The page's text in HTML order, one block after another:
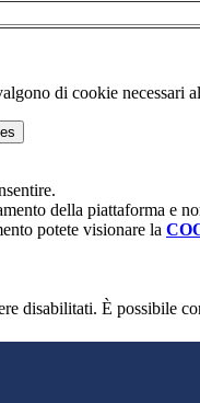
di cookie necessari
della piattaforma e
potete visionare la
disabilitati. È possibile